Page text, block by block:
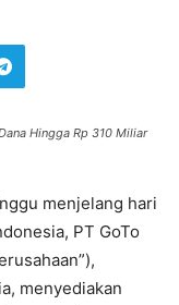
Hingga Rp 310 Miliar
menjelang hari
PT GoTo
menyediakan